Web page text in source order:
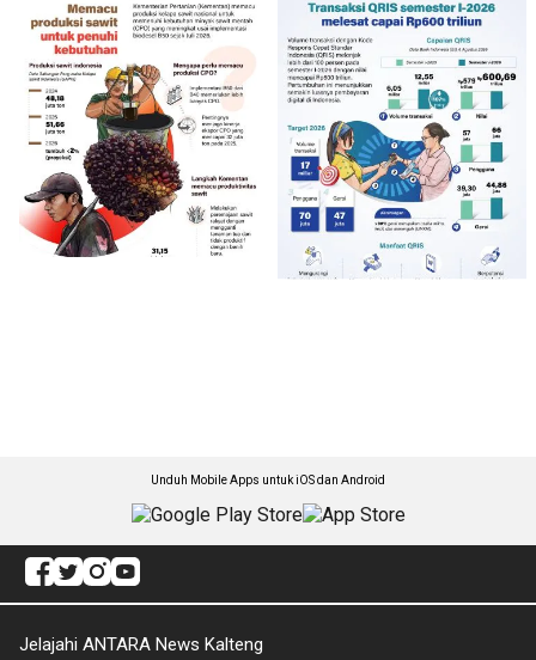
Unduh Mobile Apps untuk iOS dan Android
Jelajahi ANTARA News Kalteng